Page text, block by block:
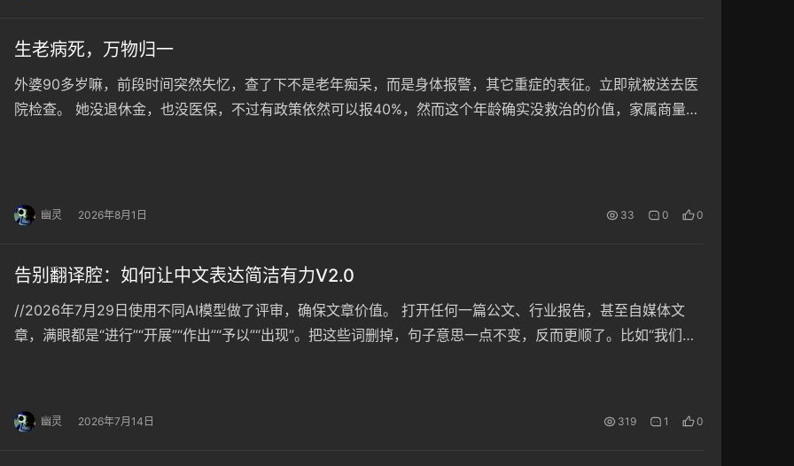
生老病死，万物归一
外婆90多岁嘛，前段时间突然失忆，查了下不是老年痴呆，而是身体报警，其它重症的表征。立即就被送去医
院检查。 她没退休金，也没医保，不过有政策依然可以报40%，然而这个年龄确实没救治的价值，家属商量后
幽灵 2026年8月1日 33 0 0
告别翻译腔：如何让中文表达简洁有力V2.0
//2026年7月29日使用不同AI模型做了评审，确保文章价值。 打开任何一篇公文、行业报告，甚至自媒体文
章，满眼都是“进行”“开展”“作出”“予以”“出现”。把这些词删掉，句子意思一点不变，反而更顺了。比如“我们对
幽灵 2026年7月14日 319 1 0